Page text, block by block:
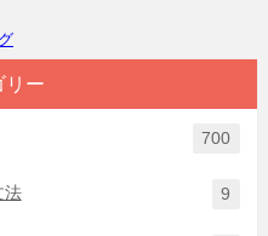
リー
700
法 9